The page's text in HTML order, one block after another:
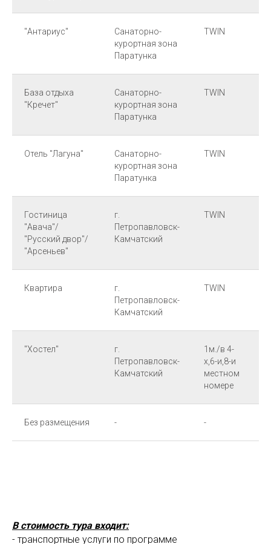
"Антариус"
Санаторно-
курортная зона
Паратунка
TWIN
База отдыха
"Кречет"
Санаторно-
курортная зона
Паратунка
TWIN
Отель "Лагуна"
Санаторно-
курортная зона
Паратунка
TWIN
Гостиница
"Авача"/
"Русский двор"/
"Арсеньев"
г.
Петропавловск-
Камчатский
TWIN
Квартира
г.
Петропавловск-
Камчатский
TWIN
"Хостел"
г.
Петропавловск-
Камчатский
1м./в 4-
х,6-и,8-и
местном
номере
Без размещения - -
В стоимость тура входит:
- транспортные услуги по программе